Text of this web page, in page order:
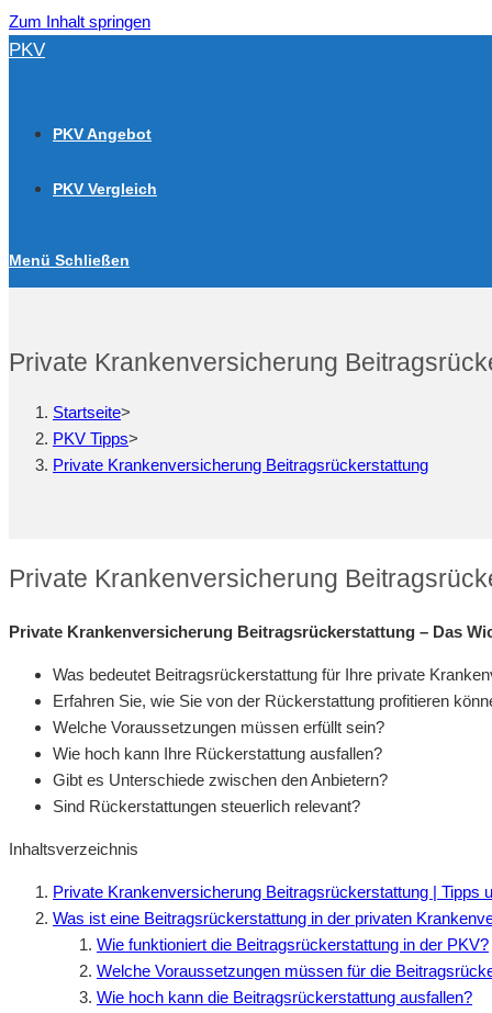
Zum Inhalt springen
PKV
PKV Angebot
PKV Vergleich
Menü Schließen
Private Krankenversicherung
Startseite>
PKV Tipps>
Private Krankenversicherung Beitragsrückerstattung
Private Krankenversicherung
Private Krankenversicherung Beitragsrückerstattung – Das
Was bedeutet Beitragsrückerstattung für Ihre private
Erfahren Sie, wie Sie von der Rückerstattung profitieren
Welche Voraussetzungen müssen erfüllt sein?
Wie hoch kann Ihre Rückerstattung ausfallen?
Gibt es Unterschiede zwischen den Anbietern?
Sind Rückerstattungen steuerlich relevant?
Inhaltsverzeichnis
Private Krankenversicherung Beitragsrückerstattung | Tipps
Was ist eine Beitragsrückerstattung in der privaten
Wie funktioniert die Beitragsrückerstattung in der PKV?
Welche Voraussetzungen müssen für die
Wie hoch kann die Beitragsrückerstattung ausfallen?